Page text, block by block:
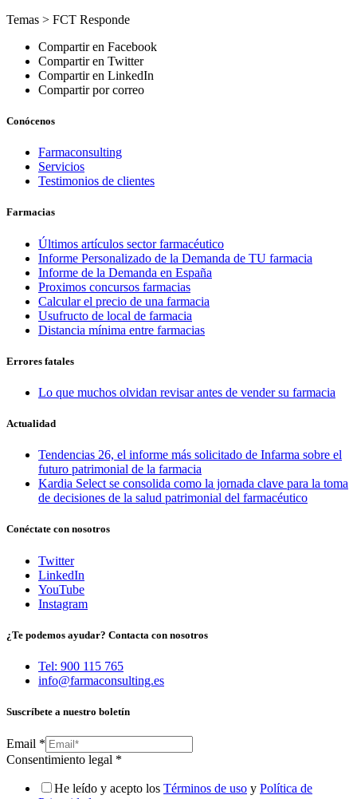
Temas > FCT Responde
Compartir en Facebook
Compartir en Twitter
Compartir en LinkedIn
Compartir por correo
Conócenos
Farmaconsulting
Servicios
Testimonios de clientes
Farmacias
Últimos artículos sector farmacéutico
Informe Personalizado de la Demanda de TU farmacia
Informe de la Demanda en España
Proximos concursos farmacias
Calcular el precio de una farmacia
Usufructo de local de farmacia
Distancia mínima entre farmacias
Errores fatales
Lo que muchos olvidan revisar antes de vender su farmacia
Actualidad
Tendencias 26, el informe más solicitado de Infarma sobre el
futuro patrimonial de la farmacia
Kardia Select se consolida como la jornada clave para la toma
de decisiones de la salud patrimonial del farmacéutico
Conéctate con nosotros
Twitter
LinkedIn
YouTube
Instagram
¿Te podemos ayudar? Contacta con nosotros
Tel: 900 115 765
info@farmaconsulting.es
Suscríbete a nuestro boletín
Email *
Consentimiento legal *
He leído y acepto los Términos de uso y Política de